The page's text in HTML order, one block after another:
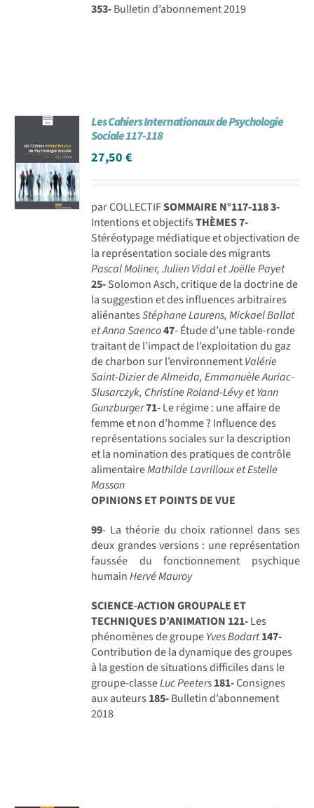
353-Bulletin d’abonnement 2019
Les Cahiers Internationaux de Psychologie
Sociale 117-118
27,50€
par COLLECTIFSOMMAIRE N°117-1183-
Intentions et objectifsTHÈMES7-
Stéréotypage médiatique et objectivation de
la représentation sociale des migrants
Pascal Moliner, Julien Vidal et Joëlle Payet
25-Solomon Asch, critique de la doctrine de
la suggestion et des influences arbitraires
aliénantesStéphane Laurens, Mickael Ballot
et Anna Saenco47- Étude d’une table-ronde
traitant de l’impact de l’exploitation du gaz
de charbon sur l’environnementValérie
Saint-Dizier de Almeida, Emmanuèle Auriac-
Slusarczyk, Christine Roland-Lévy et Yann
Gunzburger71-Le régime : une affaire de
femme et non d’homme ? Influence des
représentations sociales sur la description
et la nomination des pratiques de contrôle
alimentaireMathilde Lavrilloux et Estelle
Masson
OPINIONS ET POINTS DE VUE
99- La théorie du choix rationnel dans ses
deux grandes versions : une représentation
faussée du fonctionnement psychique
humainHervé Mauroy
SCIENCE-ACTION GROUPALE ET
TECHNIQUES D’ANIMATION 121-Les
phénomènes de groupeYves Bodart147-
Contribution de la dynamique des groupes
à la gestion de situations difficiles dans le
groupe-classeLuc Peeters181-Consignes
aux auteurs 185-Bulletin d’abonnement
2018